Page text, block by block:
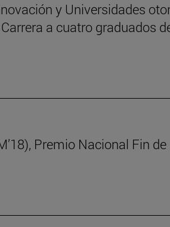
y Universidades
a cuatro graduados
Premio Nacional Fin de